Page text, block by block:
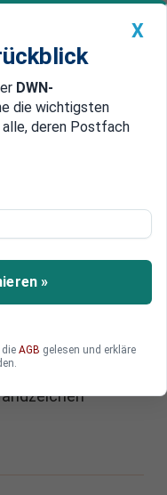
Premium
China
Kurse
Banken haben
Sie
X
DWN-
die wichtigsten
deren Postfach
»
AGB gelesen und erkläre